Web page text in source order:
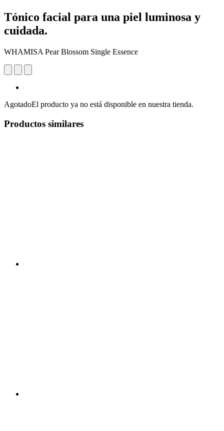
Tónico facial para una piel luminosa y
cuidada.
WHAMISA Pear Blossom Single Essence
AgotadoEl producto ya no está disponible en nuestra tienda.
Productos similares